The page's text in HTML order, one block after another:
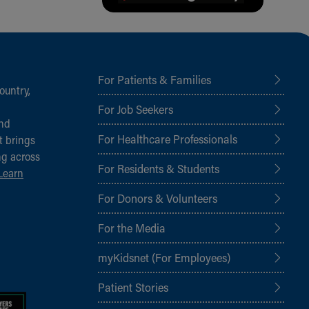
brings
across
For Patients & Families
For Job Seekers
For Healthcare Professionals
For Residents & Students
For Donors & Volunteers
For the Media
myKidsnet (For Employees)
Patient Stories